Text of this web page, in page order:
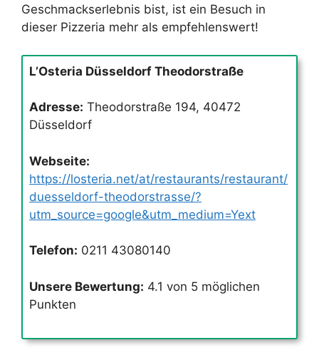
Geschmackserlebnis bist, ist ein Besuch in
dieser Pizzeria mehr als empfehlenswert!
L’Osteria Düsseldorf Theodorstraße
Adresse: Theodorstraße 194, 40472
Düsseldorf
Webseite:
https://losteria.net/at/restaurants/restaurant/
duesseldorf-theodorstrasse/?
utm_source=google&utm_medium=Yext
Telefon: 0211 43080140
Unsere Bewertung: 4.1 von 5 möglichen
Punkten